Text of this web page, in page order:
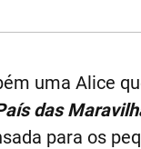
uma Alice
das
para os